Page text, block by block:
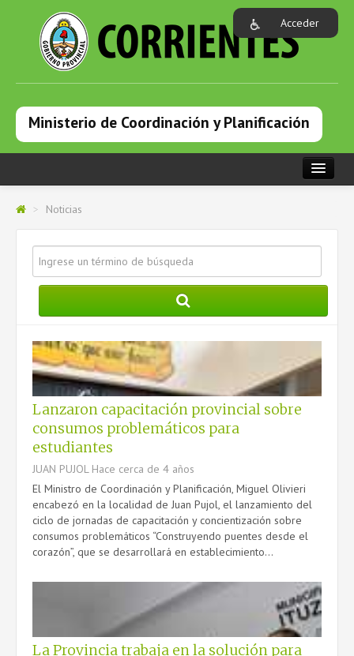
Acceder
Ministerio de Coordinación y Planificación
DEPENDENCIAS
PROGRAMAS
NOTICIAS
CAPACITACIONES
CONTACTO
> Noticias
Lanzaron capacitación provincial sobre
consumos problemáticos para
estudiantes
JUAN PUJOL Hace cerca de 4 años
El Ministro de Coordinación y Planificación, Miguel Olivieri
encabezó en la localidad de Juan Pujol, el lanzamiento del
ciclo de jornadas de capacitación y concientización sobre
consumos problemáticos “Construyendo puentes desde el
corazón”, que se desarrollará en establecimiento...
La Provincia trabaja en la solución para